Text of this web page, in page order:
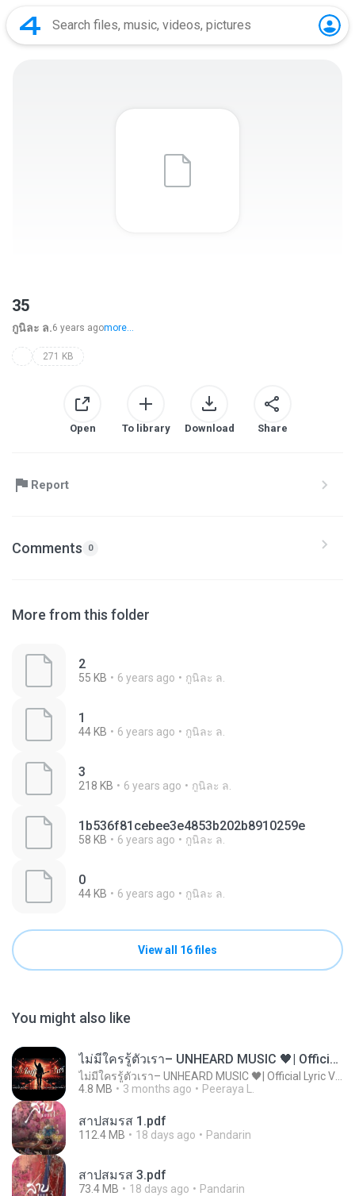
35
กูนิละ ล.6 years agomore...
271 KB
Open To library Download Share
Report
Comments 0
More from this folder
2
55 KB 6 years ago กูนิละ ล.
1
44 KB 6 years ago กูนิละ ล.
3
218 KB 6 years ago กูนิละ ล.
1b536f81cebee3e4853b202b8910259e
58 KB 6 years ago กูนิละ ล.
0
44 KB 6 years ago กูนิละ ล.
View all 16 files
You might also like
ไม่มีใครรู้ตัวเรา– UNHEARD MUSIC 🖤| Official Lyric Video | เพลงสู้ชีวิต
4.8 MB
3 months ago Peeraya L.
สาปสมรส 1.pdf
112.4 MB 18 days ago Pandarin
สาปสมรส 3.pdf
73.4 MB 18 days ago Pandarin